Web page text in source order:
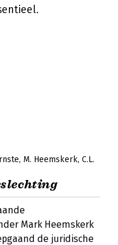
M. Heemskerk C.L.
Mark Heemskerk
de juridische